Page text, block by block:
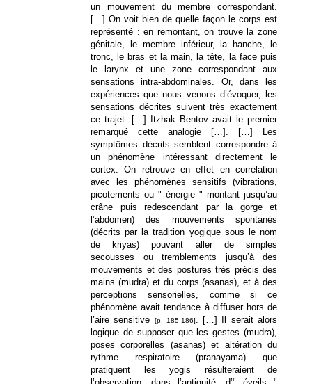
un mouvement du membre correspondant.
[…] On voit bien de quelle façon le corps est
représenté : en remontant, on trouve la zone
génitale, le membre inférieur, la hanche, le
tronc, le bras et la main, la tête, la face puis
le larynx et une zone correspondant aux
sensations intra-abdominales. Or, dans les
expériences que nous venons d’évoquer, les
sensations décrites suivent très exactement
ce trajet. […] Itzhak Bentov avait le premier
remarqué cette analogie […]. […] Les
symptômes décrits semblent correspondre à
un phénomène intéressant directement le
cortex. On retrouve en effet en corrélation
avec les phénomènes sensitifs (vibrations,
picotements ou " énergie " montant jusqu’au
crâne puis redescendant par la gorge et
l’abdomen) des mouvements spontanés
(décrits par la tradition yogique sous le nom
de kriyas) pouvant aller de simples
secousses ou tremblements jusqu’à des
mouvements et des postures très précis des
mains (mudra) et du corps (asanas), et à des
perceptions sensorielles, comme si ce
phénomène avait tendance à diffuser hors de
l’aire sensitive
[p. 185-186]
. […] Il serait alors
logique de supposer que les gestes (mudra),
poses corporelles (asanas) et altération du
rythme respiratoire (pranayama) que
pratiquent les yogis résulteraient de